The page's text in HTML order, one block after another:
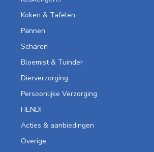
Koken & Tafelen
Pannen
Scharen
Bloemist & Tuinder
Dierverzorging
Persoonlijke Verzorging
HENDI
Acties & aanbiedingen
Overige